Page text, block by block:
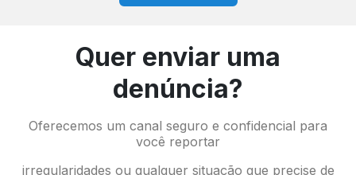
Quer enviar uma
denúncia?
Oferecemos um canal seguro e confidencial para
você reportar
irregularidades ou qualquer situação que precise de